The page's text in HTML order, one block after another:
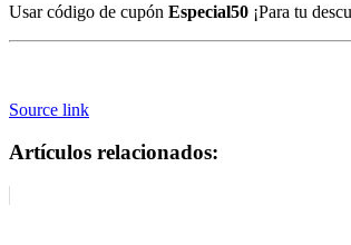
Usar código de cupón Especial50 ¡Para tu
Source link
Artículos relacionados: